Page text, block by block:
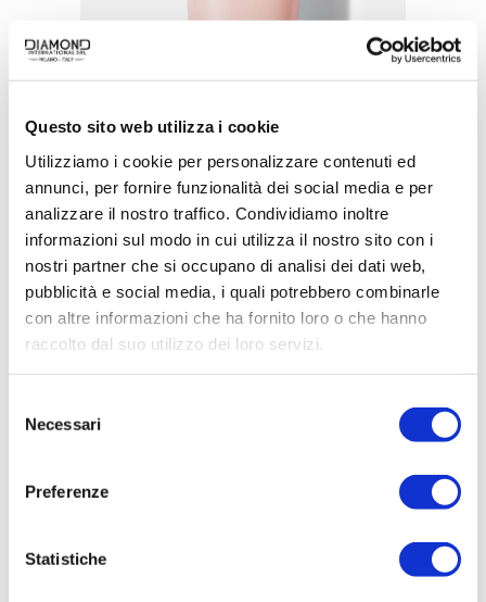
Questo sito web utilizza i cookie
Utilizziamo i cookie per personalizzare contenuti ed
annunci, per fornire funzionalità dei social media e per
analizzare il nostro traffico. Condividiamo inoltre
informazioni sul modo in cui utilizza il nostro sito con i
nostri partner che si occupano di analisi dei dati web,
pubblicità e social media, i quali potrebbero combinarle
con altre informazioni che ha fornito loro o che hanno
raccolto dal suo utilizzo dei loro servizi.
delNecessari
Preferenze
Statistiche
ACQUISTA PRODOTTO
BELLAGIO | SHOWER GEL